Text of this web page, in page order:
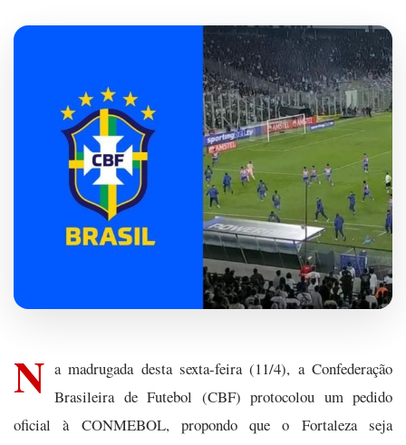
N a madrugada desta sexta-feira (11/4), a Confederação
Brasileira de Futebol (CBF) protocolou um pedido
oficial à CONMEBOL, propondo que o Fortaleza seja